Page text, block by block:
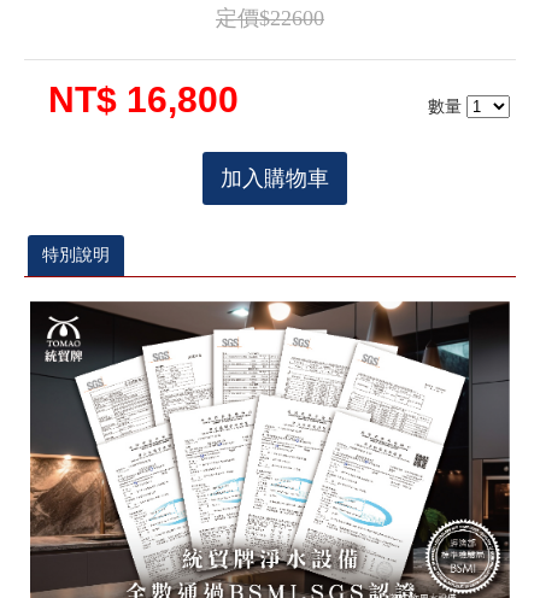
定價$22600
NT$ 16,800 數量
加入購物車
特別說明